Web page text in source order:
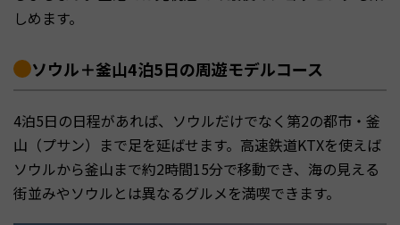
しめます。
ソウル＋釜山4泊5日の周遊モデルコース
4泊5日の日程があれば、ソウルだけでなく第2の都市・釜
山（プサン）まで足を延ばせます。高速鉄道KTXを使えば
ソウルから釜山まで約2時間15分で移動でき、海の見える
街並みやソウルとは異なるグルメを満喫できます。